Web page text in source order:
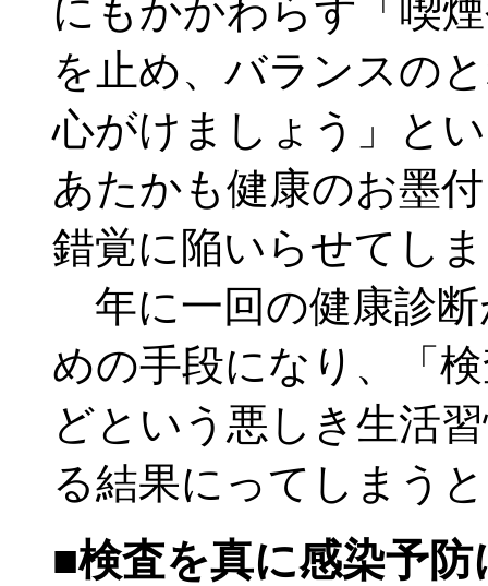
にもかかわらず「喫
を止め、バランスの
心がけましょう」と
あたかも健康のお墨
錯覚に陥いらせてし
年に一回の健康診
めの手段になり、「
どという悪しき生活
る結果にってしまう
■検査を真に感染予